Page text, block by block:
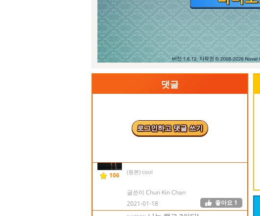
댓글
로그인하고 댓글 쓰기
0
(번역됨)새로운 색상은 블라인드를 깜
박입니다. 숫자 플래시를 중단해야 합
니다.
(원본) new color flashes blinds. should
discontinue number flashes
글쓴이 freegames
글쓴이 Alex Gordillo
2019-10-01
106 (원본) cool
글쓴이 Chun Kin Chan
2021-01-18
좋아요 1